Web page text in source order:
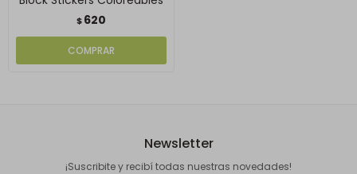
$620
Newsletter
¡Suscribite y recibí todas nuestras novedades!